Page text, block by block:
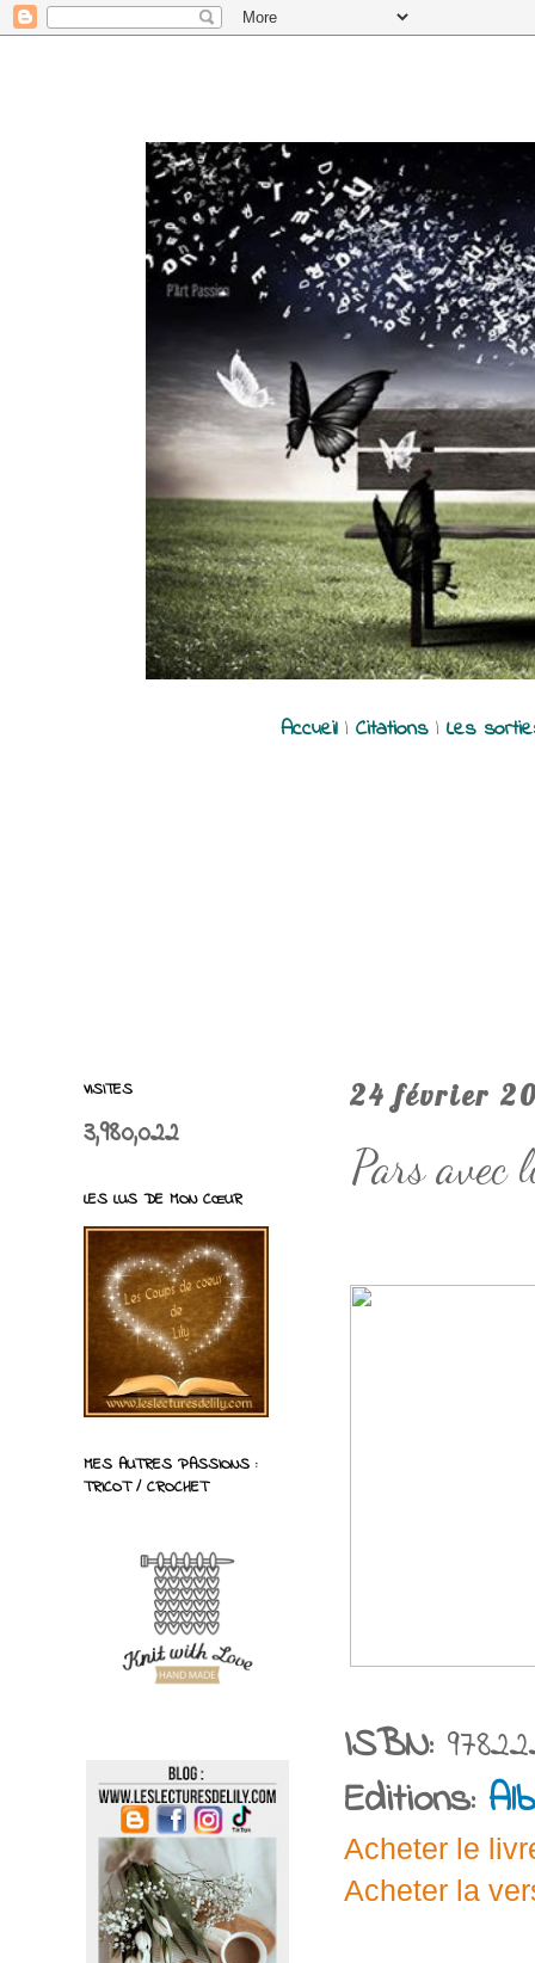
Accueil| Citations| Les
24 février
Pars
ISBN:
Editions:
Acheter le
Acheter la
VISITES
3,980,022
LES LUS DE MON CŒUR
MES AUTRES PASSIONS :
TRICOT / CROCHET